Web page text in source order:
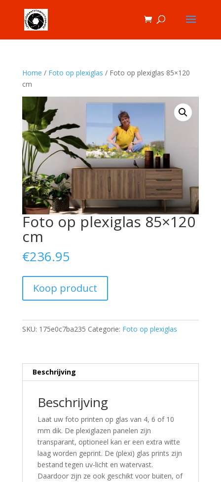
Home / Foto op plexiglas / Foto op plexiglas 85×120
cm
Foto op plexiglas 85×120
cm
€236.95
Koop product
SKU: 175e0c7ba235 Categorie: Foto op plexiglas
Beschrijving
Beschrijving
Laat uw foto printen op glas van 4, 6 of 10
mm dik. De plexiglazen panelen zijn
transparant, optioneel kan er een extra witte
laag worden geprint. De (plexi) glas prints zijn
bestand tegen uv-licht en watervast.
Daardoor zijn ze ook geschikt voor buiten, of